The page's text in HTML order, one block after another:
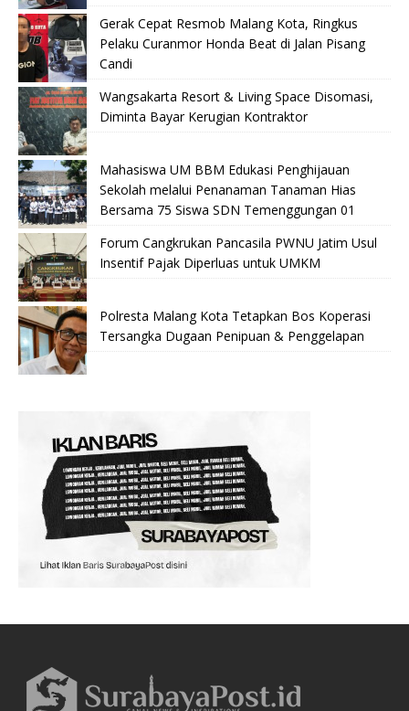
Gerak Cepat Resmob Malang Kota, Ringkus
Pelaku Curanmor Honda Beat di Jalan Pisang
Candi
Wangsakarta Resort & Living Space Disomasi,
Diminta Bayar Kerugian Kontraktor
Mahasiswa UM BBM Edukasi Penghijauan
Sekolah melalui Penanaman Tanaman Hias
Bersama 75 Siswa SDN Temenggungan 01
Forum Cangkrukan Pancasila PWNU Jatim Usul
Insentif Pajak Diperluas untuk UMKM
Polresta Malang Kota Tetapkan Bos Koperasi
Tersangka Dugaan Penipuan & Penggelapan